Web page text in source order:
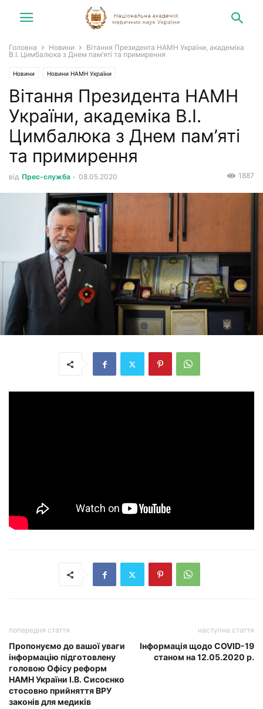
Головна Новини
Вітання Президента НАМН України, академіка
В.І. Цимбалюка з Днем пам’яті та примирення
Новини Новини НАМН України
Вітання Президента НАМН
України, академіка В.І.
Цимбалюка з Днем пам’яті
та примирення
від Прес-служба - 08.05.2020 1887
попередня стаття
Пропонуємо до вашої уваги
інформацію підготовлену
головою Офісу реформ
НАМН України І.В. Сисоєнко
стосовно прийняття ВРУ
законів для медиків
наступна стаття
Інформація щодо COVID-19
станом на 12.05.2020 р.